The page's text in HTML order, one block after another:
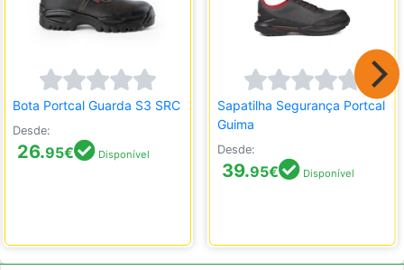
Bota Portcal Guarda S3 SRC
Desde:
26.95€ Disponível
Sapatilha Segurança Portcal
Guima
Desde:
39.95€ Disponível